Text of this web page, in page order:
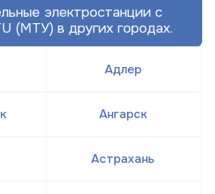
электростанции с
(МТУ) в других городах.
Адлер
Ангарск
Астрахань